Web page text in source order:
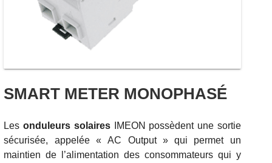
SMART METER MONOPHASÉ
Lesonduleurs solairesIMEON possèdent une sortie
sécurisée, appelée « AC Output » qui permet un
maintien de l’alimentation des consommateurs qui y